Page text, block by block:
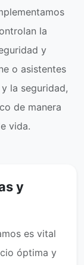
la
y
o asistentes
la seguridad,
de manera
vida.
y
es vital
óptima y